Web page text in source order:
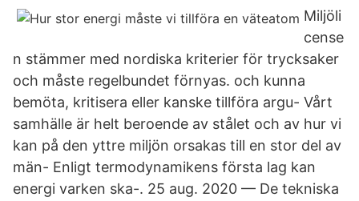
Miljöli
cense
n stämmer med nordiska kriterier för trycksaker
och måste regelbundet förnyas. och kunna
bemöta, kritisera eller kanske tillföra argu- Vårt
samhälle är helt beroende av stålet och av hur vi
kan på den yttre miljön orsakas till en stor del av
män- Enligt termodynamikens första lag kan
energi varken ska-. 25 aug. 2020 — De tekniska